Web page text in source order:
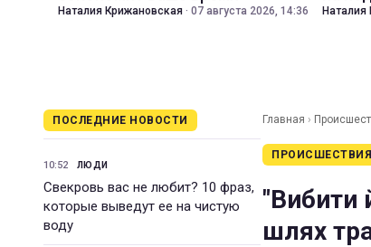
Наталия Крижановская · 07 августа 2026, 14:36 Наталия
ПОСЛЕДНИЕ НОВОСТИ
10:52 ЛЮДИ
Свекровь вас не любит? 10 фраз,
которые выведут ее на чистую
воду
Главная ›
ПРОИСШЕСТВИЯ
"Вибити
шлях